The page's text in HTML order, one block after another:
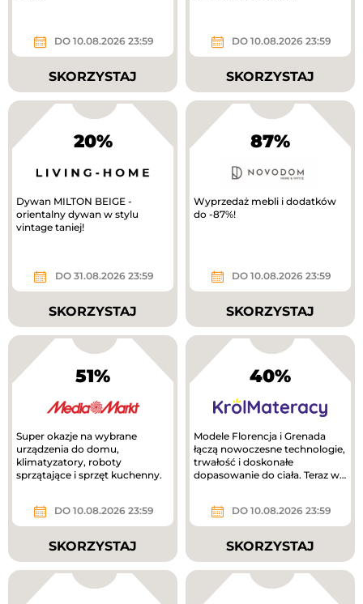
DO 10.08.2026 23:59
SKORZYSTAJ
DO 10.08.2026 23:59
SKORZYSTAJ
20%
Dywan MILTON BEIGE -
orientalny dywan w stylu
vintage taniej!
DO 31.08.2026 23:59
SKORZYSTAJ
87%
Wyprzedaż mebli i dodatków
do -87%!
DO 10.08.2026 23:59
SKORZYSTAJ
51%
Super okazje na wybrane
urządzenia do domu,
klimatyzatory, roboty
sprzątające i sprzęt kuchenny.
DO 10.08.2026 23:59
SKORZYSTAJ
40%
Modele Florencja i Grenada
łączą nowoczesne technologie,
trwałość i doskonałe
dopasowanie do ciała. Teraz w
DO 10.08.2026 23:59
SKORZYSTAJ